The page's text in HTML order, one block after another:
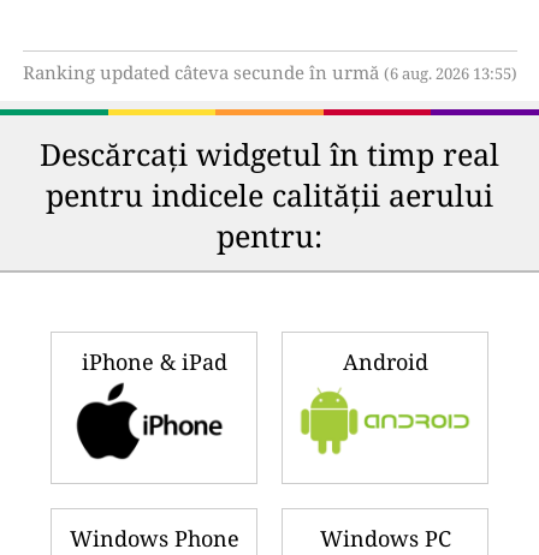
Ranking updated câteva secunde în urmă (6 aug. 2026 13:55)
Descărcați widgetul în timp real
pentru indicele calității aerului
pentru:
iPhone & iPad Android
Windows Phone Windows PC